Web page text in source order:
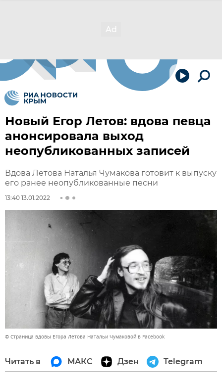
Новый Егор Летов: вдова певца
анонсировала выход
неопубликованных записей
Вдова Летова Наталья Чумакова готовит к выпуску
его ранее неопубликованные песни
13:40 13.01.2022
© Страница вдовы Егора Летова Натальи Чумаковой в Facebook
Читать в МАКС Дзен Telegram